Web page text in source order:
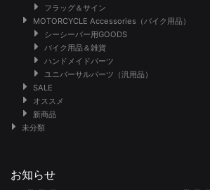
フラッグ＆サイン
MOTORCYCLE Accessories（バイク用品）
シーシーバー用GOODS
バイク用品＆雑貨
ハンドメイドパーツ
ユニバーサルパーツ（汎用品）
SALE
オススメ
新商品
未分類
お知らせ